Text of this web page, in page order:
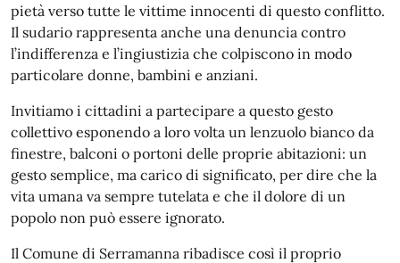
pietà verso tutte le vittime innocenti di questo conflitto.
Il sudario rappresenta anche una denuncia contro
l’indifferenza e l’ingiustizia che colpiscono in modo
particolare donne, bambini e anziani.
Invitiamo i cittadini a partecipare a questo gesto
collettivo esponendo a loro volta un lenzuolo bianco da
finestre, balconi o portoni delle proprie abitazioni: un
gesto semplice, ma carico di significato, per dire che la
vita umana va sempre tutelata e che il dolore di un
popolo non può essere ignorato.
Il Comune di Serramanna ribadisce così il proprio